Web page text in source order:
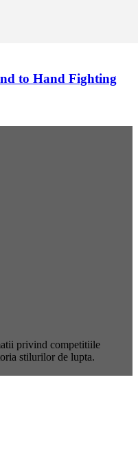
to Hand Fighting
privind competitiile
stilurilor de lupta.